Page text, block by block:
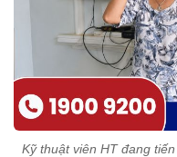
Kỹ thuật viên HT đang